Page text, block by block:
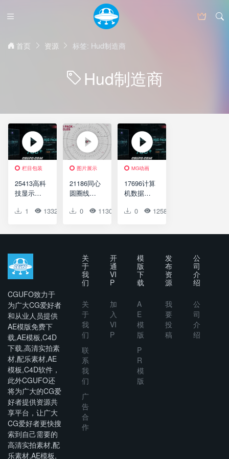
首页 资源 标签: Hud制造商
Hud制造商
栏目包装
25413高科
技显示背
模板
HUD Pack
1 1332 0 0
图片展示
21186同心
圆圈线界
示AE模板
– Circles
0 1130 0 0
MG动画
17696计算
机数据界
素包AE模
HUD Pack
0 1258
CGUFO致力于
为广大CG爱好者
和从业人员提供
AE模版免费下
载,AE模板,C4D
下载,高清实拍素
材,配乐素材,AE
模板,C4D软件，
此外CGUFO还
将为广大的CG爱
好者提供资源共
享平台，让广大
CG爱好者更快搜
索到自己需要的
高清实拍素材,配
乐素材,AE模板,
关
于
我
们
关
于
我
们
联
系
我
们
广
告
合
作
开
通
VI
P
加
入
VI
P
模
版
下
载
A
E
模
版
P
R
模
版
发
布
资
源
我
要
投
稿
公
司
介
绍
公
司
介
绍